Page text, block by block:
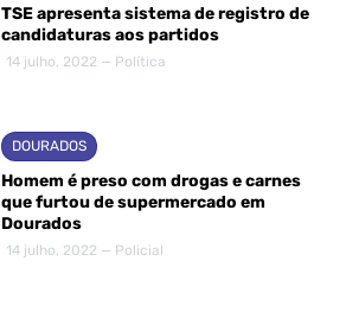
TSE apresenta sistema de registro de
candidaturas aos partidos
14 julho, 2022 — Política
DOURADOS
Homem é preso com drogas e carnes
que furtou de supermercado em
Dourados
14 julho, 2022 — Policial